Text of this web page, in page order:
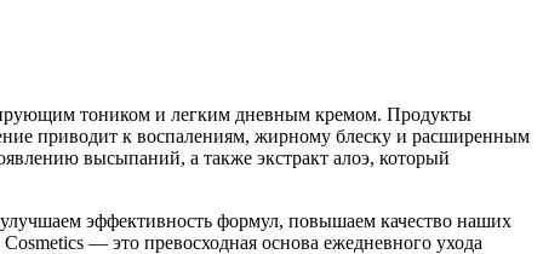
тоником и легким дневным кремом. Продукты
приводит к воспалениям, жирному блеску и расширенным
высыпаний, а также экстракт алоэ, который
эффективность формул, повышаем качество наших
— это превосходная основа ежедневного ухода